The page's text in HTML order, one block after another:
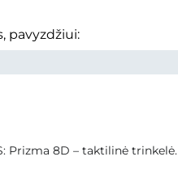
pavyzdžiui:
Prizma 8D – taktilinė trinkelė.